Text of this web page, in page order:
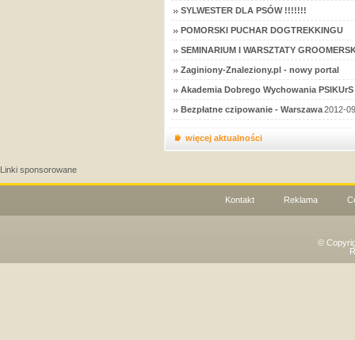
SYLWESTER DLA PSÓW !!!!!!!
POMORSKI PUCHAR DOGTREKKINGU
SEMINARIUM I WARSZTATY
Zaginiony-Znaleziony.pl - nowy portal
Akademia Dobrego Wychowania
Bezpłatne czipowanie - Warszawa2012-
więcej aktualności
Linki sponsorowane
Kontakt Reklama
©